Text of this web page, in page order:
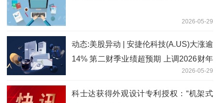
2026-05-29
动态:美股异动 | 安捷伦科技(A.US)大涨逾
14% 第二财季业绩超预期 上调2026财年
2026-05-29
科士达获得外观设计专利授权：“机架式